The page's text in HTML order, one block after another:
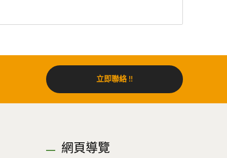
立即聯絡 !!
網頁導覽